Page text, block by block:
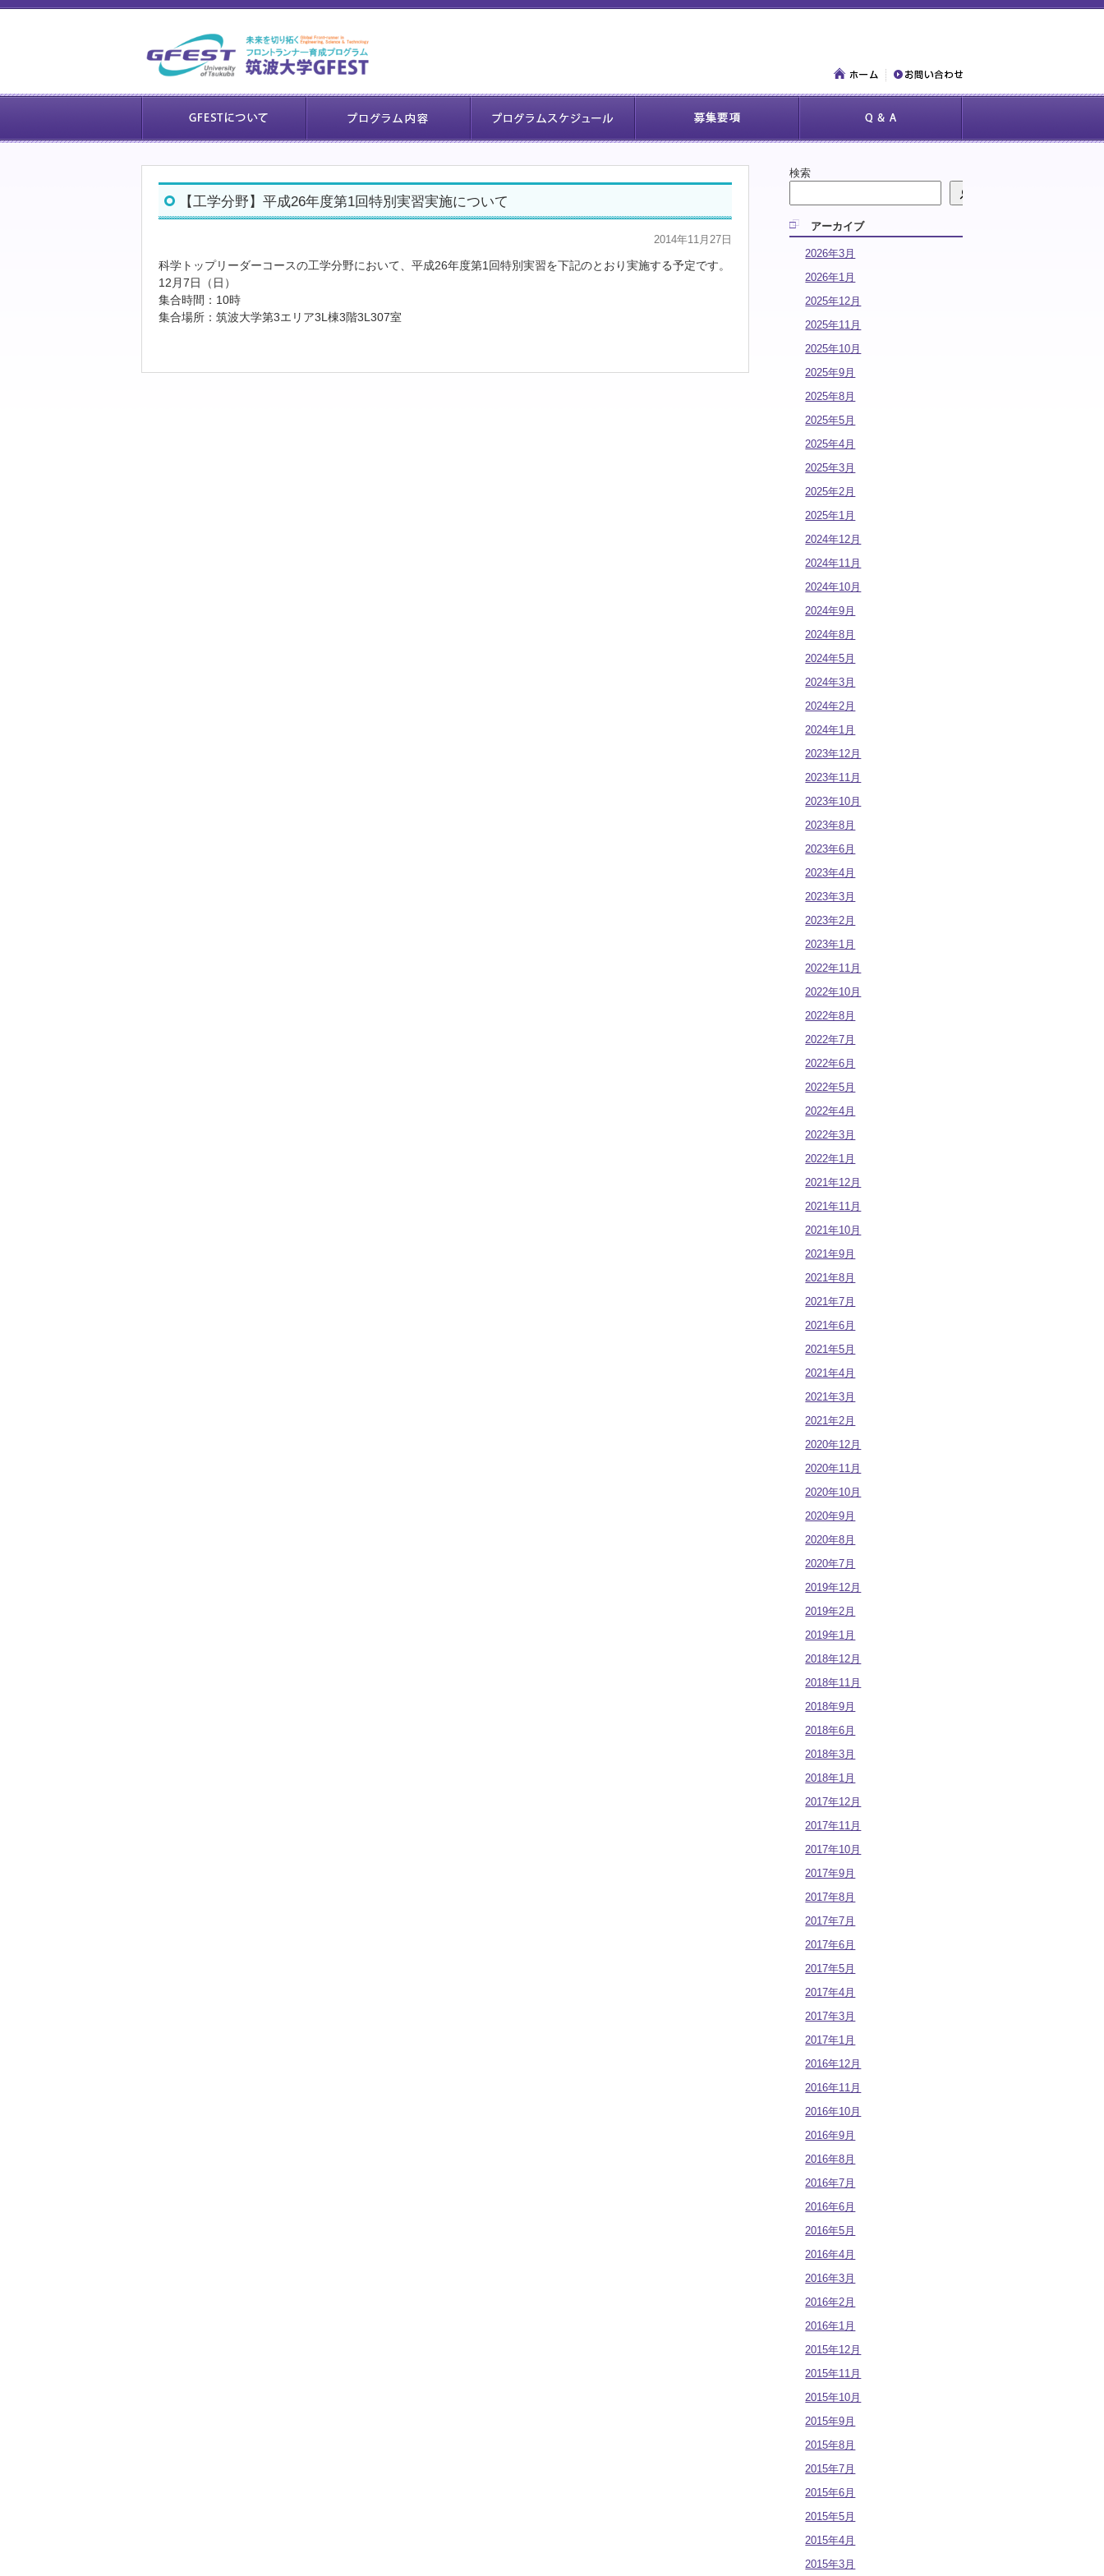
【工学分野】平成26年度第1回特別実習実施について
2014年11月27日
科学トップリーダーコースの工学分野において、平成26年度第1回特別実習を下記のとおり実施する予定です。
12月7日（日）
集合時間：10時
集合場所：筑波大学第3エリア3L棟3階3L307室
検索
アーカイブ
2026年3月
2026年1月
2025年12月
2025年11月
2025年10月
2025年9月
2025年8月
2025年5月
2025年4月
2025年3月
2025年2月
2025年1月
2024年12月
2024年11月
2024年10月
2024年9月
2024年8月
2024年5月
2024年3月
2024年2月
2024年1月
2023年12月
2023年11月
2023年10月
2023年8月
2023年6月
2023年4月
2023年3月
2023年2月
2023年1月
2022年11月
2022年10月
2022年8月
2022年7月
2022年6月
2022年5月
2022年4月
2022年3月
2022年1月
2021年12月
2021年11月
2021年10月
2021年9月
2021年8月
2021年7月
2021年6月
2021年5月
2021年4月
2021年3月
2021年2月
2020年12月
2020年11月
2020年10月
2020年9月
2020年8月
2020年7月
2019年12月
2019年2月
2019年1月
2018年12月
2018年11月
2018年9月
2018年6月
2018年3月
2018年1月
2017年12月
2017年11月
2017年10月
2017年9月
2017年8月
2017年7月
2017年6月
2017年5月
2017年4月
2017年3月
2017年1月
2016年12月
2016年11月
2016年10月
2016年9月
2016年8月
2016年7月
2016年6月
2016年5月
2016年4月
2016年3月
2016年2月
2016年1月
2015年12月
2015年11月
2015年10月
2015年9月
2015年8月
2015年7月
2015年6月
2015年5月
2015年4月
2015年3月